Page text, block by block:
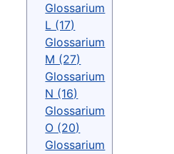
Glossarium
L (17)
Glossarium
M (27)
Glossarium
N (16)
Glossarium
O (20)
Glossarium